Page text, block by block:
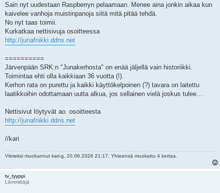
t
i
Sain nyt uudestaan Raspberryn pelaamaan. Menee aina jonkin aikaa kun
kaivelee vanhoja muistinpanoja siitä mitä pitää tehdä.
No nyt taas toimii.
Kurkatkaa nettisivuja osoitteessa
http://junafriikki.ddns.net
==========
Järvenpään SRK:n "Junakerhosta" on enää jäljellä vain historiikki.
Toimintaa ehti olla kaikkiaan 36 vuotta (!).
Kerhon rata on purettu ja kaikki käyttökelpoinen (?) tavara on laitettu
laatikkoihin odottamaan uutta alkua, jos sellainen vielä joskus tulee…
Nettisivut löytyvät ao. osoitteesta
http://junafriikki.ddns.net
//kari
Viimeksi muokannut kari-g , 20.06.2026 21:17. Yhteensä muokattu 4 kertaa.
tv_tyyppi
Lämmittäjä